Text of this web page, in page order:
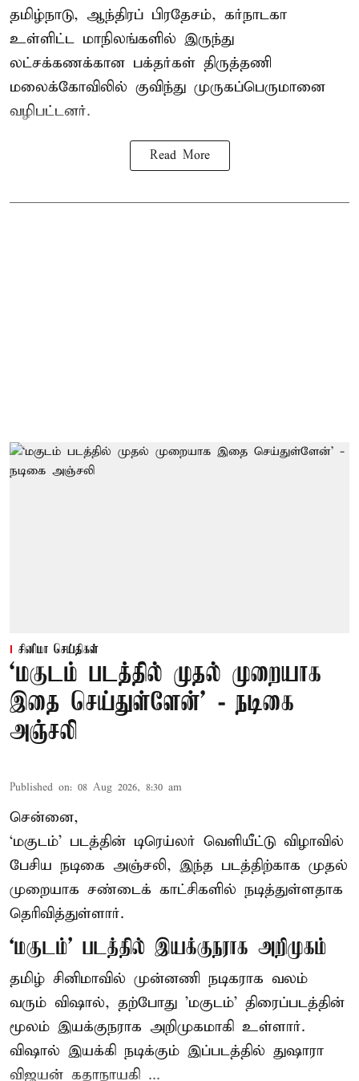
தமிழ்நாடு, ஆந்திரப் பிரதேசம், கர்நாடகா
உள்ளிட்ட மாநிலங்களில் இருந்து
லட்சக்கணக்கான பக்தர்கள் திருத்தணி
மலைக்கோவிலில் குவிந்து முருகப்பெருமானை
வழிபட்டனர்.
Read More
சினிமா செய்திகள்
‘மகுடம் படத்தில் முதல் முறையாக
இதை செய்துள்ளேன்’ - நடிகை
அஞ்சலி
Published on: 08 Aug 2026, 8:30 am
சென்னை,
‘மகுடம்’ படத்தின் டிரெய்லர் வெளியீட்டு விழாவில்
பேசிய நடிகை அஞ்சலி, இந்த படத்திற்காக முதல்
முறையாக சண்டைக் காட்சிகளில் நடித்துள்ளதாக
தெரிவித்துள்ளார்.
‘மகுடம்’ படத்தில் இயக்குநராக அறிமுகம்
தமிழ் சினிமாவில் முன்னணி நடிகராக வலம்
வரும் விஷால், தற்போது 'மகுடம்' திரைப்படத்தின்
மூலம் இயக்குநராக அறிமுகமாகி உள்ளார்.
விஷால் இயக்கி நடிக்கும் இப்படத்தில் துஷாரா
விஜயன் கதாநாயகி ...